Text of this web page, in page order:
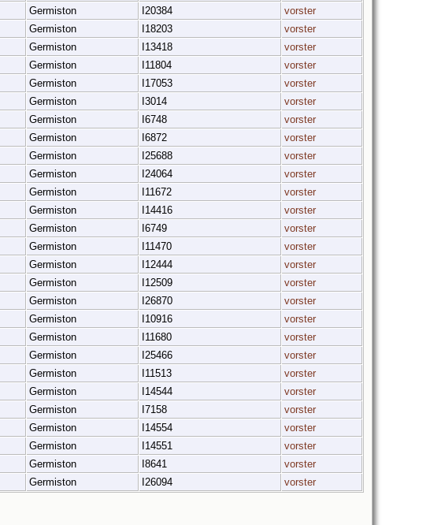
Germiston I20384
vorster
Germiston I18203
vorster
Germiston I13418
vorster
Germiston I11804
vorster
Germiston I17053
vorster
Germiston I3014
vorster
Germiston I6748
vorster
Germiston I6872
vorster
Germiston I25688
vorster
Germiston I24064
vorster
Germiston I11672
vorster
Germiston I14416
vorster
Germiston I6749
vorster
Germiston I11470
vorster
Germiston I12444
vorster
Germiston I12509
vorster
Germiston I26870
vorster
Germiston I10916
vorster
Germiston I11680
vorster
Germiston I25466
vorster
Germiston I11513
vorster
Germiston I14544
vorster
Germiston I7158
vorster
Germiston I14554
vorster
Germiston I14551
vorster
Germiston I8641
vorster
Germiston I26094 vorster